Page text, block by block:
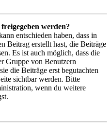
werden?
entschieden haben, dass in
Beitrag erstellt hast, die Beiträge
Es ist auch möglich, dass die
Gruppe von Benutzern
die Beiträge erst begutachten
sichtbar werden. Bitte
wenn du weitere